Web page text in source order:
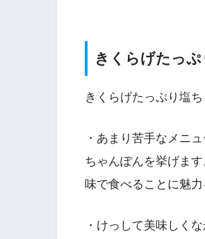
きくらげたっ
きくらげたっぷり塩
・あまり苦手なメニ
ちゃんぽんを挙げま
味で食べることに魅
・けっして美味しく